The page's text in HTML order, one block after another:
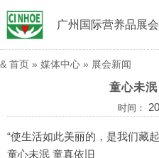
广州国际营养品展
& 首页 » 媒体中心 » 展会新闻
童心未
时间：
“使生活如此美丽的，是我们藏
童心未泯 童真依旧